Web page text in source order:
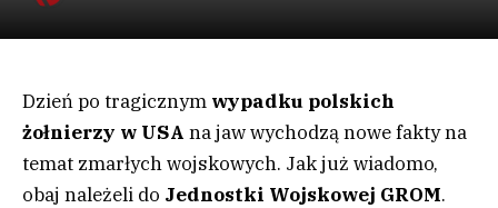
Dzień po tragicznym wypadku polskich
żołnierzy w USA na jaw wychodzą nowe fakty na
temat zmarłych wojskowych. Jak już wiadomo,
obaj należeli do Jednostki Wojskowej GROM.